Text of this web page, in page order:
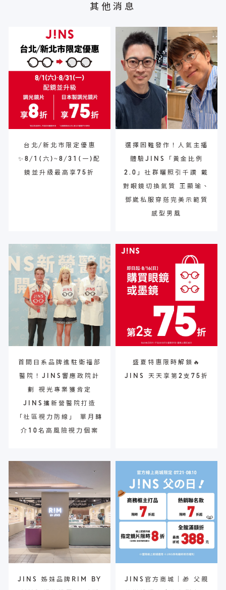
其他消息
台北/新北市限定優惠
✨8/1(六)~8/31(一)配
鏡並升級最高享75折
選擇困難發作！人氣主播
體驗JINS「黃金比例
2.0」社群曬照引千讚 戴
對眼鏡切換氣質 王顯瑜、
鄧崴私服穿搭完美示範質
感型男風
首間日系品牌進駐衛福部
醫院！JINS響應政院計
劃 視光專業獲肯定
JINS攜新營醫院打造
「社區視力防線」 單月轉
介10名高風險視力個案
盛夏特惠限時解鎖🔥
JINS 天天享第2支75折
JINS 姊妹品牌RIM BY JINS官方商城｜🎁 父親